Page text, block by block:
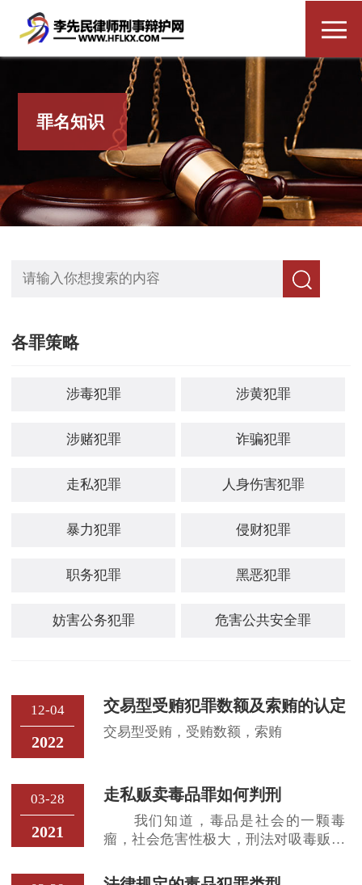
罪名知识
各罪策略
涉毒犯罪 涉黄犯罪
涉赌犯罪 诈骗犯罪
走私犯罪 人身伤害犯罪
暴力犯罪 侵财犯罪
职务犯罪 黑恶犯罪
妨害公务犯罪 危害公共安全罪
12-04
2022
交易型受贿犯罪数额及索贿的认定
交易型受贿，受贿数额，索贿
03-28
2021
走私贩卖毒品罪如何判刑
我们知道，毒品是社会的一颗毒
瘤，社会危害性极大，刑法对吸毒贩毒
根据毒品的种类、数目、犯罪情节轻